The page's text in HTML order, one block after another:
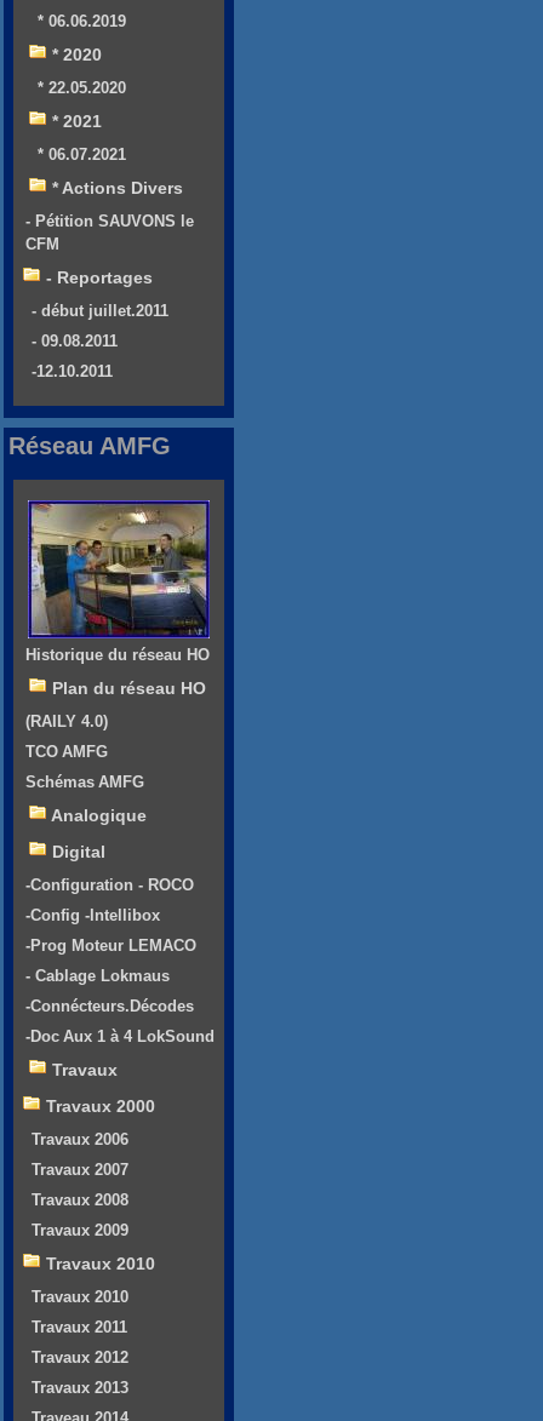
* 06.06.2019
* 2020
* 22.05.2020
* 2021
* 06.07.2021
* Actions Divers
- Pétition SAUVONS le
CFM
- Reportages
- début juillet.2011
- 09.08.2011
-12.10.2011
Réseau AMFG
Historique du réseau HO
Plan du réseau HO
(RAILY 4.0)
TCO AMFG
Schémas AMFG
Analogique
Digital
-Configuration - ROCO
-Config -Intellibox
-Prog Moteur LEMACO
- Cablage Lokmaus
-Connécteurs.Décodes
-Doc Aux 1 à 4 LokSound
Travaux
Travaux 2000
Travaux 2006
Travaux 2007
Travaux 2008
Travaux 2009
Travaux 2010
Travaux 2010
Travaux 2011
Travaux 2012
Travaux 2013